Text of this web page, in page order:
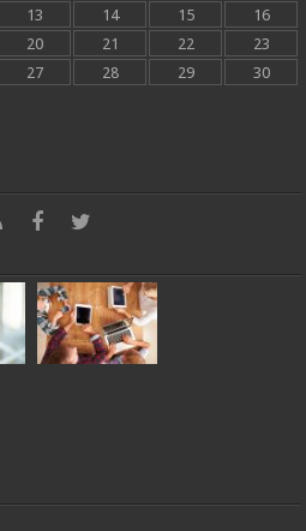
13 14 15
16
20 21 22
23
27 28 29
30